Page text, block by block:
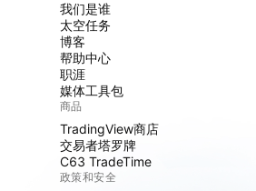
我们是谁
太空任务
博客
帮助中心
职涯
媒体工具包
商品
TradingView商店
交易者塔罗牌
C63 TradeTime
政策和安全